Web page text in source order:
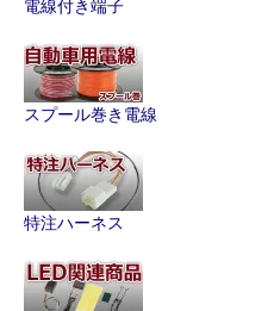
電線付き端子
スプール巻き電線
特注ハーネス